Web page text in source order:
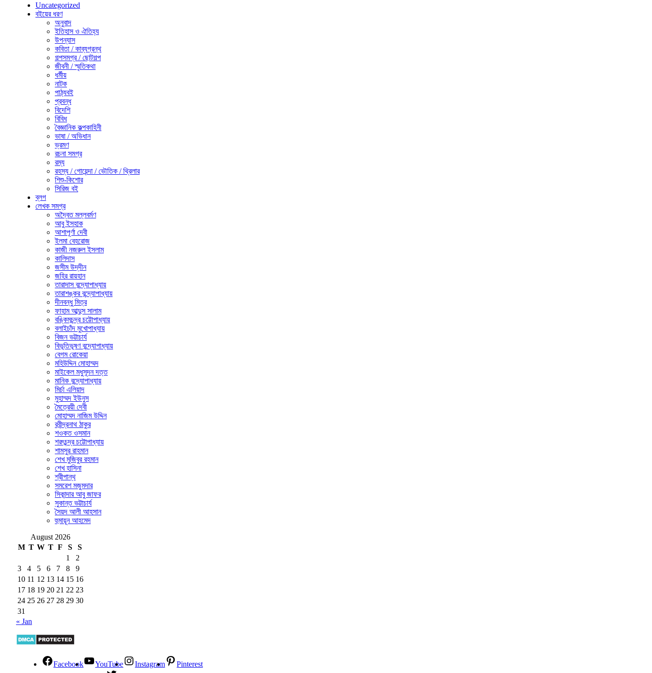
Uncategorized
বইয়ের ধরণ
অনুবাদ
ইতিহাস ও ঐতিহ্য
উপন্যাস
কবিতা / কাব্যগ্রন্থ
গল্পসমগ্র / ছোটগল্প
জীবনী / স্মৃতিকথা
ধর্মীয়
নাটক
পাঠ্যবই
প্রবন্ধ
বিদেশি
বিবিধ
বৈজ্ঞানিক কল্পকাহিনী
ভাষা / অভিধান
ভ্রমণ
রচনা সমগ্র
রম্য
রহস্য / গোয়েন্দা / ভৌতিক / থ্রিলার
শিশু-কিশোর
সিরিজ বই
ব্লগ
লেখক সমগ্র
অদ্বৈত মল্লবর্মণ
আবু ইসহাক
আশাপূর্ণা দেবী
ইলমা বেহরোজ
কাজী নজরুল ইসলাম
কালিদাস
জসীম উদ্‌দীন
জহির রায়হান
তারাদাস বন্দ্যোপাধ্যায়
তারাশঙ্কর বন্দ্যোপাধ্যায়
দীনবন্ধু মিত্র
ফাহাম আব্দুস সালাম
বঙ্কিমচন্দ্র চট্টোপাধ্যায়
বলাইচাঁদ মুখোপাধ্যায়
বিজন ভট্টাচার্য
বিভূতিভূষণ বন্দ্যোপাধ্যায়
বেগম রোকেয়া
মহিউদ্দিন মোহাম্মদ
মাইকেল মধুসূদন দত্ত
মানিক বন্দ্যোপাধ্যায়
মির্চা এলিয়াদ
মুহাম্মদ ইউনুস
মৈত্রেয়ী দেবী
মোহাম্মদ নাজিম উদ্দিন
রবীন্দ্রনাথ ঠাকুর
শওকত ওসমান
শরৎচন্দ্র চট্টোপাধ্যায়
শামসুর রাহমান
শেখ মুজিবুর রহমান
শেখ হাসিনা
শ্রীপান্থ
সমরেশ মজুমদার
সিকান্দার আবু জাফর
সুকান্ত ভট্টাচার্য
সৈয়দ আলী আহসান
হুমায়ূন আহমেদ
August 2026
M T W T F S
S
1
2
3
4 5 6 7 8
9
10 11 12 13 14 15 16
17 18 19 20 21 22 23
24 25 26 27 28 29 30
31
« Jan
Facebook YouTube Instagram Pinterest